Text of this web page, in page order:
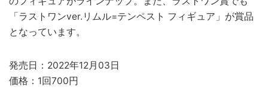
「ラストワンver.リムル=テンペスト フィギュア」が賞品
となっています。
発売日：2022年12月03日
価格：1回700円